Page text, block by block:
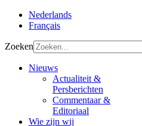
Nederlands
Français
Zoeken
Nieuws
Actualiteit &
Persberichten
Commentaar &
Editoriaal
Wie zijn wij